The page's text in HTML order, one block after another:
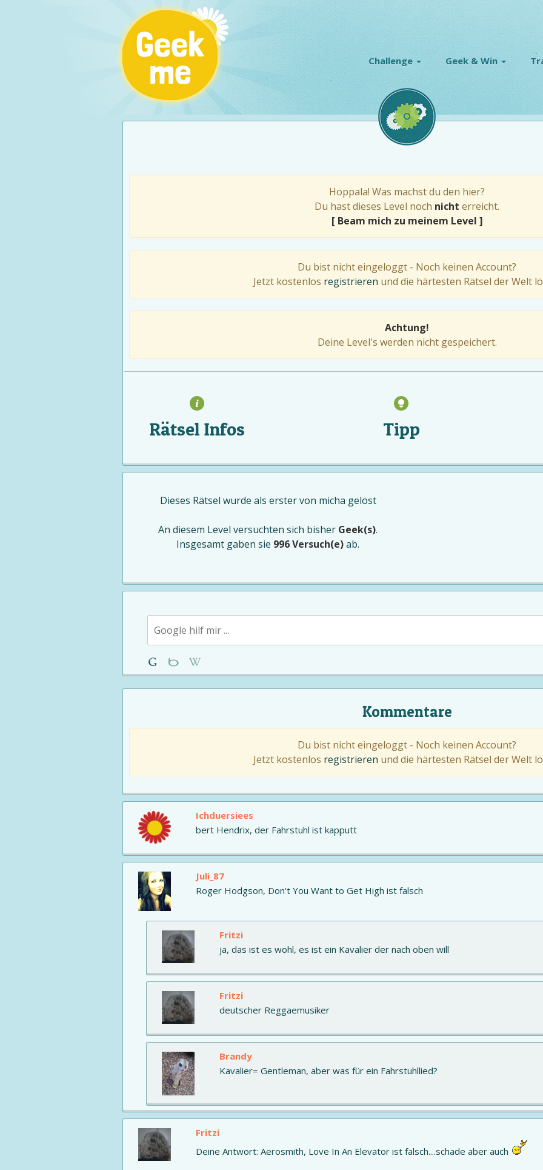
Challenge Geek & Win
Hoppala! Was machst du den hier?
Du hast dieses Level noch nicht erreicht.
[ Beam mich zu meinem Level ]
Du bist nicht eingeloggt - Noch keinen Account?
Jetzt kostenlos registrieren und die härtesten Rätsel der Welt
Achtung!
Deine Level's werden nicht gespeichert.
Rätsel Infos Tipp
Dieses Rätsel wurde als erster von micha gelöst
An diesem Level versuchten sich bisher Geek(s).
Insgesamt gaben sie 996 Versuch(e)ab.
Kommentare
Du bist nicht eingeloggt - Noch keinen Account?
Jetzt kostenlos registrieren und die härtesten Rätsel der Welt
Ichduersiees
bert Hendrix, der Fahrstuhl ist kapputt
Juli_87
Roger Hodgson, Don't You Want to Get High ist falsch
Fritzi
ja, das ist es wohl, es ist ein Kavalier der nach oben will
Fritzi
deutscher Reggaemusiker
Brandy
Kavalier= Gentleman, aber was für ein Fahrstuhllied?
Fritzi
Deine Antwort: Aerosmith, Love In An Elevator ist falsch....schade aber auch